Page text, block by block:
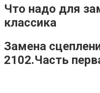
Что надо для
классика
Замена
2102.Часть